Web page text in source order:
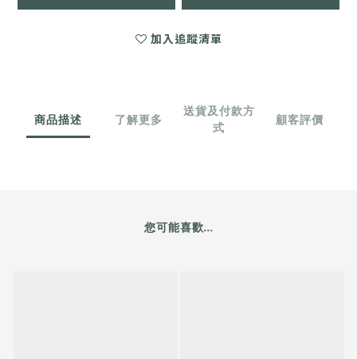
加入追蹤清單
商品描述 了解更多
送貨及付款方
式
顧客評價
您可能喜歡...